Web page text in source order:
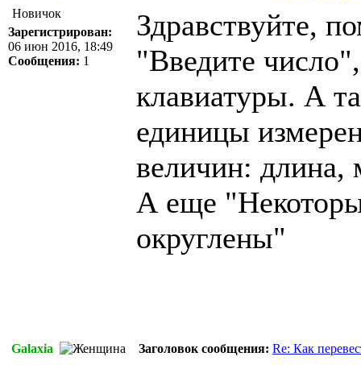
Новичок
Зарегистрирован:
06 июн 2016, 18:49
Сообщения: 1
Здравствуйте,
"Введите
клавиатуры. А
единицы
величин: длина,
А еще
округлены"
Galaxia Заголовок сообщения: Re: Как